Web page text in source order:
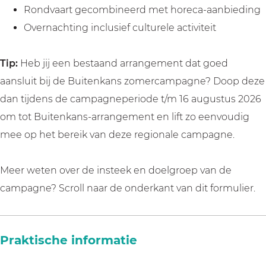
Rondvaart gecombineerd met horeca-aanbieding
Overnachting inclusief culturele activiteit
Tip: Heb jij een bestaand arrangement dat goed
aansluit bij de Buitenkans zomercampagne? Doop deze
dan tijdens de campagneperiode t/m 16 augustus 2026
om tot Buitenkans-arrangement en lift zo eenvoudig
mee op het bereik van deze regionale campagne.
Meer weten over de insteek en doelgroep van de
campagne? Scroll naar de onderkant van dit formulier.
Praktische informatie